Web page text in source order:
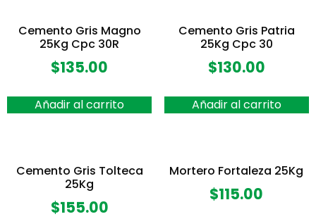
Cemento Gris Magno
25Kg Cpc 30R
$135.00
Añadir al carrito
Cemento Gris Patria
25Kg Cpc 30
$130.00
Añadir al carrito
Cemento Gris Tolteca
25Kg
$155.00
Mortero Fortaleza 25Kg
$115.00